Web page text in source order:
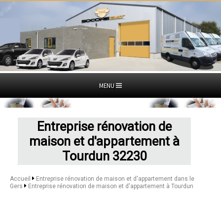
MENU
Entreprise rénovation de
maison et d'appartement à
Tourdun 32230
Accueil
Entreprise rénovation de maison et d'appartement dans le
Gers
Entreprise rénovation de maison et d'appartement à Tourdun